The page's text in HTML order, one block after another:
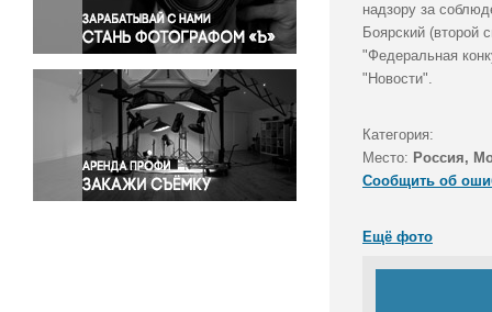
Происшествия и конфликты
Религия
Светская жизнь
Спорт
Экология
Экономика и бизнес
надзору за
Боярский (второй
"Федеральная
"Новости".
Категория:
Место: Россия,
Сообщить об
Ещё фото